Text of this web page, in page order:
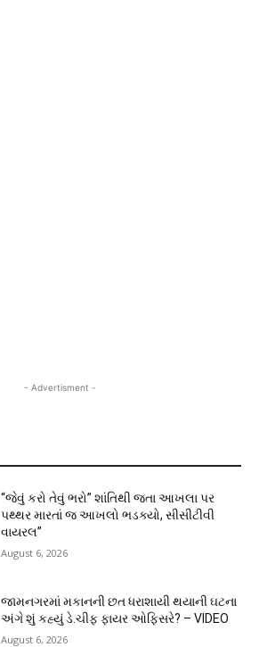
- Advertisment -
“જેવું કરો તેવું ભરો” શાંતિથી જતા આખલા પર
પથ્થર મારતાં જ આખલો ભડક્યો, સીસીટીવી
વાયરલ”
August 6, 2026
જામનગરમાં મકાનની છત ધરાશાયી થયાની ઘટના
અંગે શું કહ્યું ડે.ચીફ ફાયર ઓફિસરે? – VIDEO
August 6, 2026